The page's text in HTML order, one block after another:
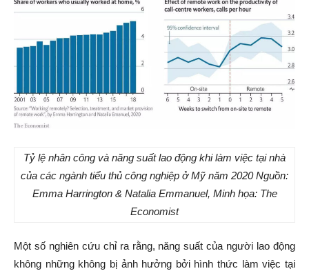
Tỷ lệ nhân công và năng suất lao động khi làm việc tại nhà
của các ngành tiểu thủ công nghiệp ở Mỹ năm 2020 Nguồn:
Emma Harrington & Natalia Emmanuel, Minh họa: The
Economist
Một số nghiên cứu chỉ ra rằng, năng suất của người lao động
không những không bị ảnh hưởng bởi hình thức làm việc tại